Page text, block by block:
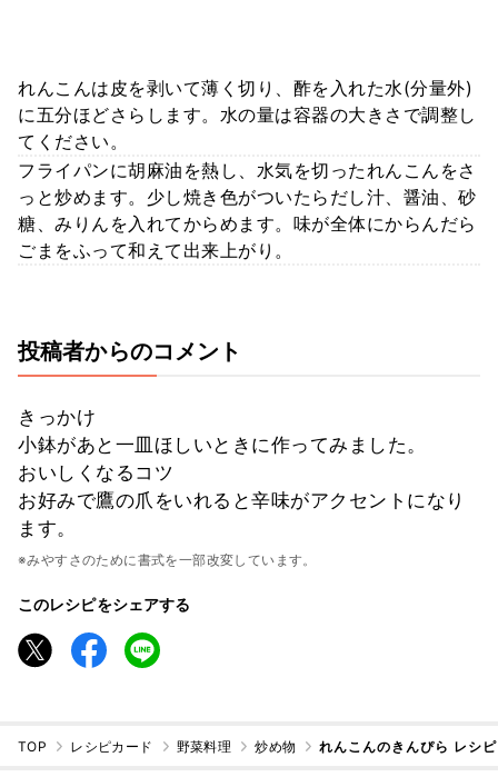
れんこんは皮を剥いて薄く切り、酢を入れた水(分量外)
に五分ほどさらします。水の量は容器の大きさで調整し
てください。
フライパンに胡麻油を熱し、水気を切ったれんこんをさ
っと炒めます。少し焼き色がついたらだし汁、醤油、砂
糖、みりんを入れてからめます。味が全体にからんだら
ごまをふって和えて出来上がり。
投稿者からのコメント
きっかけ
小鉢があと一皿ほしいときに作ってみました。
おいしくなるコツ
お好みで鷹の爪をいれると辛味がアクセントになり
ます。
※みやすさのために書式を一部改変しています。
このレシピをシェアする
TOP レシピカード 野菜料理 炒め物 れんこんのきんぴら レシ